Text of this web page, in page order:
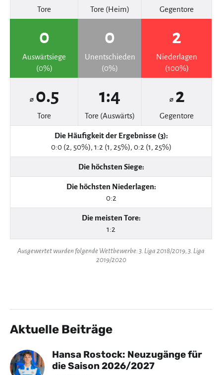
Tore Tore (Heim) Gegentore
0
Auswärtsiege
(0%)
0
Unentschieden
(0%)
2
Niederlagen
(100%)
⌀ 0.5
Tore
1:4
Tore (Auswärts)
⌀ 2
Gegentore
Die Häufigkeit der Ergebnisse (3):
0:0 (2, 50%), 1:2 (1, 25%), 0:2 (1, 25%)
Die höchsten Siege:
Die höchsten Niederlagen:
0:2
Die meisten Tore:
1:2
Ausgewertet wurden folgende Wettbewerbe: 3. Liga 2018/2019, 3. Liga
2019/2020
Aktuelle Beiträge
Hansa Rostock: Neuzugänge für
die Saison 2026/2027